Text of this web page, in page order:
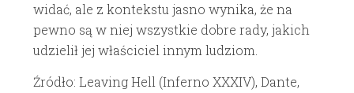
widać, ale z kontekstu jasno wynika, że na
pewno są w niej wszystkie dobre rady, jakich
udzielił jej właściciel innym ludziom.
Źródło: Leaving Hell (Inferno XXXIV), Dante,